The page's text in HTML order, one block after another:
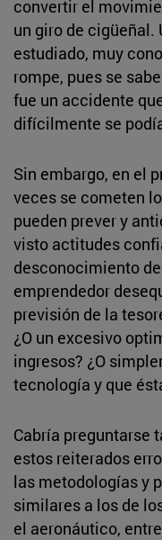
convertir el
un giro de cigüeñal.
estudiado, muy
rompe, pues se
fue un accidente
difícilmente se
Sin embargo, en el
veces se cometen
pueden prever y
visto actitudes
desconocimiento
emprendedor
previsión de la
¿O un excesivo
ingresos? ¿O
tecnología y que
Cabría preguntarse
estos reiterados
las metodologías y
similares a los de
el aeronáutico,